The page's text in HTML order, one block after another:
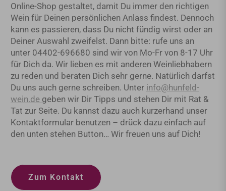
Online-Shop gestaltet, damit Du immer den richtigen
Wein für Deinen persönlichen Anlass findest. Dennoch
kann es passieren, dass Du nicht fündig wirst oder an
Deiner Auswahl zweifelst. Dann bitte: rufe uns an
unter 04402-696680 sind wir von Mo-Fr von 8-17 Uhr
für Dich da. Wir lieben es mit anderen Weinliebhabern
zu reden und beraten Dich sehr gerne. Natürlich darfst
Du uns auch gerne schreiben. Unter info@hunfeld-
wein.de geben wir Dir Tipps und stehen Dir mit Rat &
Tat zur Seite. Du kannst dazu auch kurzerhand unser
Kontaktformular benutzen – drück dazu einfach auf
den unten stehen Button… Wir freuen uns auf Dich!
Zum Kontakt